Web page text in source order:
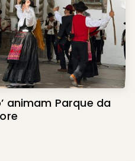
animam Parque da